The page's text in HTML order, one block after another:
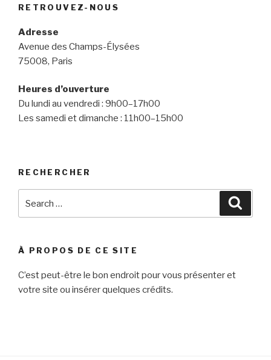
RETROUVEZ-NOUS
Adresse
Avenue des Champs-Élysées
75008, Paris
Heures d’ouverture
Du lundi au vendredi : 9h00–17h00
Les samedi et dimanche : 11h00–15h00
RECHERCHER
for:
À PROPOS DE CE SITE
C’est peut-être le bon endroit pour vous présenter et
votre site ou insérer quelques crédits.